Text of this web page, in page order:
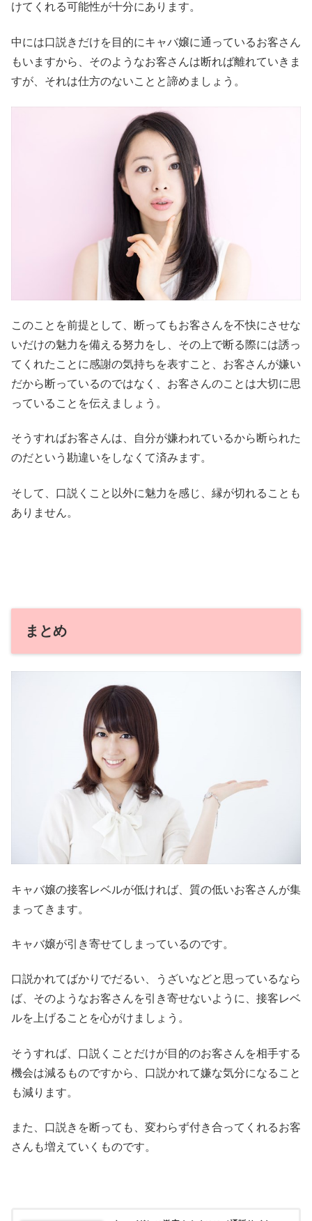
けてくれる可能性が十分にあります。
中には口説きだけを目的にキャバ嬢に通っているお客さん
もいますから、そのようなお客さんは断れば離れていきま
すが、それは仕方のないことと諦めましょう。
このことを前提として、断ってもお客さんを不快にさせな
いだけの魅力を備える努力をし、その上で断る際には誘っ
てくれたことに感謝の気持ちを表すこと、お客さんが嫌い
だから断っているのではなく、お客さんのことは大切に思
っていることを伝えましょう。
そうすればお客さんは、自分が嫌われているから断られた
のだという勘違いをしなくて済みます。
そして、口説くこと以外に魅力を感じ、縁が切れることも
ありません。
まとめ
キャバ嬢の接客レベルが低ければ、質の低いお客さんが集
まってきます。
キャバ嬢が引き寄せてしまっているのです。
口説かれてばかりでだるい、うざいなどと思っているなら
ば、そのようなお客さんを引き寄せないように、接客レベ
ルを上げることを心がけましょう。
そうすれば、口説くことだけが目的のお客さんを相手する
機会は減るものですから、口説かれて嫌な気分になること
も減ります。
また、口説きを断っても、変わらず付き合ってくれるお客
さんも増えていくものです。